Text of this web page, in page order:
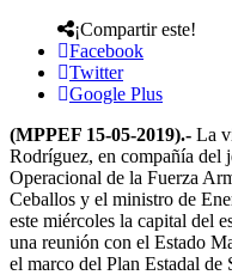
¡Compartir este!
Facebook
Twitter
Google Plus
(MPPEF 15-05-2019).- La
Rodríguez, en compañía del
Operacional de la Fuerza
Ceballos y el ministro de
este miércoles la capital del
una reunión con el Estado
el marco del Plan Estadal